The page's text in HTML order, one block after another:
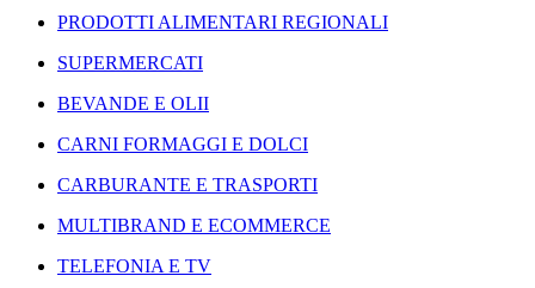
PRODOTTI ALIMENTARI REGIONALI
SUPERMERCATI
BEVANDE E OLII
CARNI FORMAGGI E DOLCI
CARBURANTE E TRASPORTI
MULTIBRAND E ECOMMERCE
TELEFONIA E TV